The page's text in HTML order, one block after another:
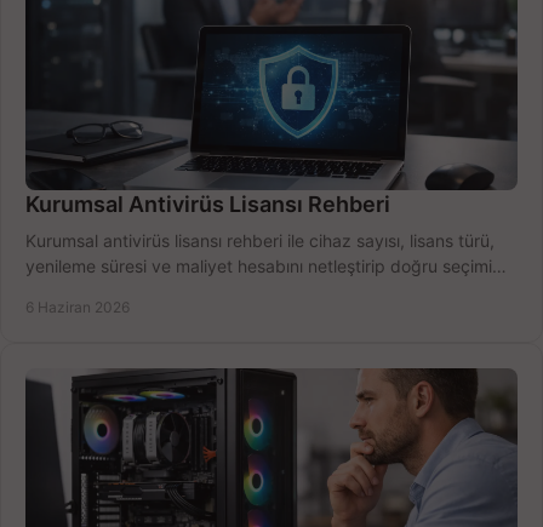
Kurumsal Antivirüs Lisansı Rehberi
Kurumsal antivirüs lisansı rehberi ile cihaz sayısı, lisans türü,
yenileme süresi ve maliyet hesabını netleştirip doğru seçimi
6 Haziran 2026